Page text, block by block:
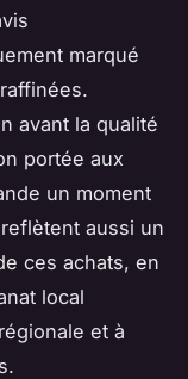
marqué
avant la qualité
portée aux
un moment
aussi un
ces achats, en
local
et à